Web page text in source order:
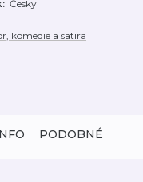
: Česky
komedie a satira
PODOBNÉ